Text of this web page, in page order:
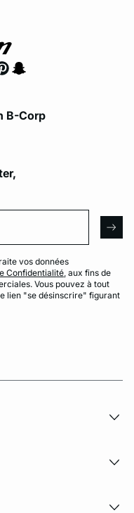
B-Corp
vos données
Confidentialité, aux fins de
Vous pouvez à tout
lien "se désinscrire" figurant